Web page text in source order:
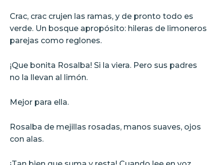
Crac, crac crujen las ramas, y de pronto todo es
verde. Un bosque apropósito: hileras de limoneros
parejas como reglones.
¡Que bonita Rosalba! Si la viera. Pero sus padres
no la llevan al limón.
Mejor para ella.
Rosalba de mejillas rosadas, manos suaves, ojos
con alas.